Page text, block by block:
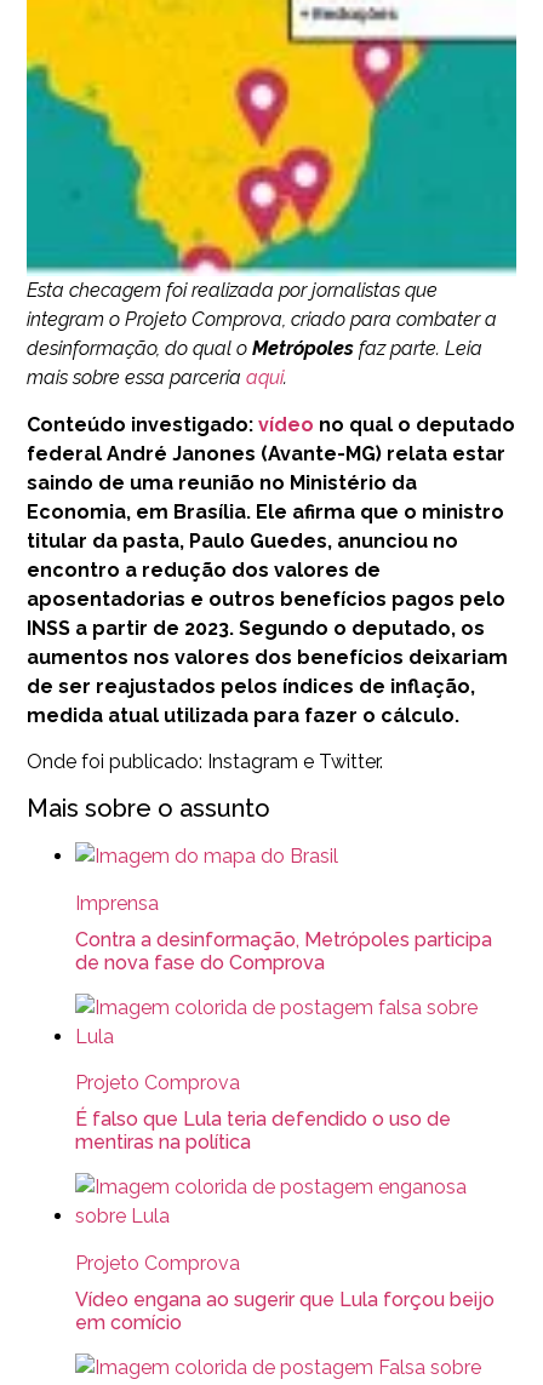
Esta checagem foi realizada por jornalistas que
integram o Projeto Comprova, criado para combater a
desinformação, do qual o Metrópoles faz parte. Leia
mais sobre essa parceria aqui.
Conteúdo investigado: vídeo no qual o deputado
federal André Janones (Avante-MG) relata estar
saindo de uma reunião no Ministério da
Economia, em Brasília. Ele afirma que o ministro
titular da pasta, Paulo Guedes, anunciou no
encontro a redução dos valores de
aposentadorias e outros benefícios pagos pelo
INSS a partir de 2023. Segundo o deputado, os
aumentos nos valores dos benefícios deixariam
de ser reajustados pelos índices de inflação,
medida atual utilizada para fazer o cálculo.
Onde foi publicado: Instagram e Twitter.
Mais sobre o assunto
Imprensa
Contra a desinformação, Metrópoles participa
de nova fase do Comprova
Projeto Comprova
É falso que Lula teria defendido o uso de
mentiras na política
Projeto Comprova
Vídeo engana ao sugerir que Lula forçou beijo
em comício